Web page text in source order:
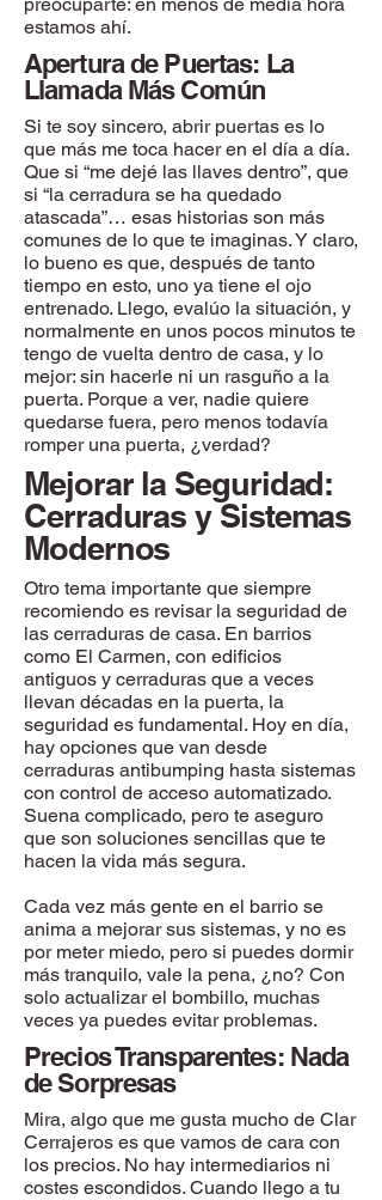
estamos ahí.
Apertura de Puertas: La
Llamada Más Común
Si te soy sincero, abrir puertas es lo
que más me toca hacer en el día a día.
Que si “me dejé las llaves dentro”, que
si “la cerradura se ha quedado
atascada”… esas historias son más
comunes de lo que te imaginas. Y claro,
lo bueno es que, después de tanto
tiempo en esto, uno ya tiene el ojo
entrenado. Llego, evalúo la situación, y
normalmente en unos pocos minutos te
tengo de vuelta dentro de casa, y lo
mejor: sin hacerle ni un rasguño a la
puerta. Porque a ver, nadie quiere
quedarse fuera, pero menos todavía
romper una puerta, ¿verdad?
Mejorar la Seguridad:
Cerraduras y Sistemas
Modernos
Otro tema importante que siempre
recomiendo es revisar la seguridad de
las cerraduras de casa. En barrios
como El Carmen, con edificios
antiguos y cerraduras que a veces
llevan décadas en la puerta, la
seguridad es fundamental. Hoy en día,
hay opciones que van desde
cerraduras antibumping hasta sistemas
con control de acceso automatizado.
Suena complicado, pero te aseguro
que son soluciones sencillas que te
hacen la vida más segura.
Cada vez más gente en el barrio se
anima a mejorar sus sistemas, y no es
por meter miedo, pero si puedes dormir
más tranquilo, vale la pena, ¿no? Con
solo actualizar el bombillo, muchas
veces ya puedes evitar problemas.
Precios Transparentes: Nada
de Sorpresas
Mira, algo que me gusta mucho de Clar
Cerrajeros es que vamos de cara con
los precios. No hay intermediarios ni
costes escondidos. Cuando llego a tu